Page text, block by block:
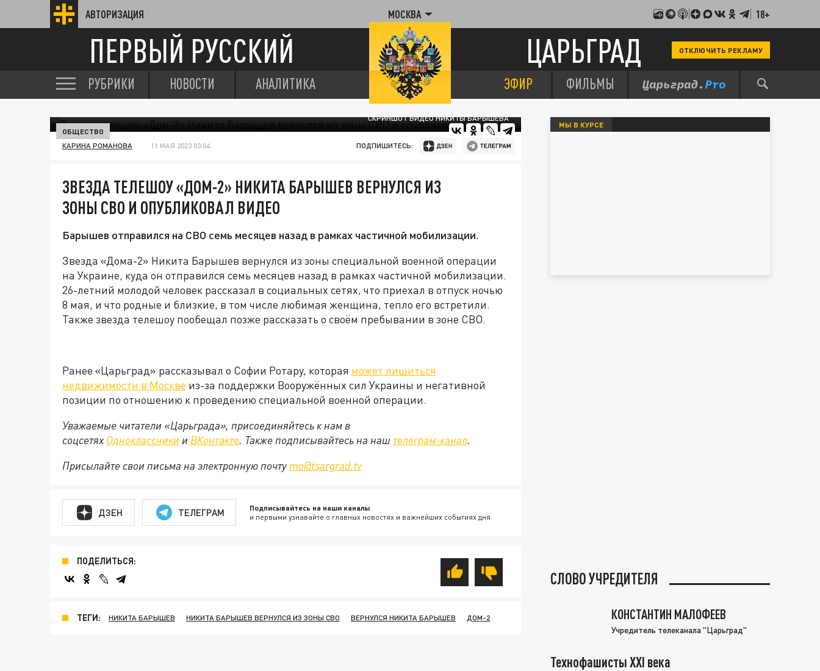
АВТОРИЗАЦИЯ МОСКВА 18+
ПЕРВЫЙ РУССКИЙ ЦАРЬГРАД ОТКЛЮЧИТЬ РЕКЛАМУ
РУБРИКИ НОВОСТИ АНАЛИТИКА ЭФИР ФИЛЬМЫ
СКРИНШОТ ВИДЕО НИКИТЫ БАРЫШЕВА
ОБЩЕСТВО
КАРИНА РОМАНОВА 11 МАЯ 2023 03:04 ПОДПИШИТЕСЬ:
ЗВЕЗДА ТЕЛЕШОУ «ДОМ-2» НИКИТА БАРЫШЕВ ВЕРНУЛСЯ ИЗ
ЗОНЫ СВО И ОПУБЛИКОВАЛ ВИДЕО
Барышев отправился на СВО семь месяцев назад в рамках частичной мобилизации.
Звезда «Дома-2» Никита Барышев вернулся из зоны специальной военной операции
на Украине, куда он отправился семь месяцев назад в рамках частичной мобилизации.
26-летний молодой человек рассказал в социальных сетях, что приехал в отпуск ночью
8 мая, и что родные и близкие, в том числе любимая женщина, тепло его встретили.
Также звезда телешоу пообещал позже рассказать о своём пребывании в зоне СВО.
Ранее «Царьград» рассказывал о Софии Ротару, которая может лишиться
недвижимости в Москве из-за поддержки Вооружённых сил Украины и негативной
позиции по отношению к проведению специальной военной операции.
Уважаемые читатели «Царьграда», присоединяйтесь к нам в
соцсетях Одноклассники и ВКонтакте. Также подписывайтесь на наш телеграм-канал.
Присылайте свои письма на электронную почту mo@tsargrad.tv
ДЗЕН ТЕЛЕГРАМ Подписывайтесь на наши каналы
и первыми узнавайте о главных новостях и важнейших событиях дня.
ПОДЕЛИТЬСЯ:
ТЕГИ: НИКИТА БАРЫШЕВ НИКИТА БАРЫШЕВ ВЕРНУЛСЯ ИЗ ЗОНЫ СВО ВЕРНУЛСЯ НИКИТА БАРЫШЕВ ДОМ-2
МЫ В КУРСЕ
СЛОВО УЧРЕДИТЕЛЯ
КОНСТАНТИН МАЛОФЕЕВ
Учредитель телеканала "Царьград"
Технофашисты XXI века